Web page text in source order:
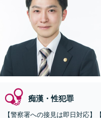
痴漢・性犯罪
【警察署への接見は即日対応